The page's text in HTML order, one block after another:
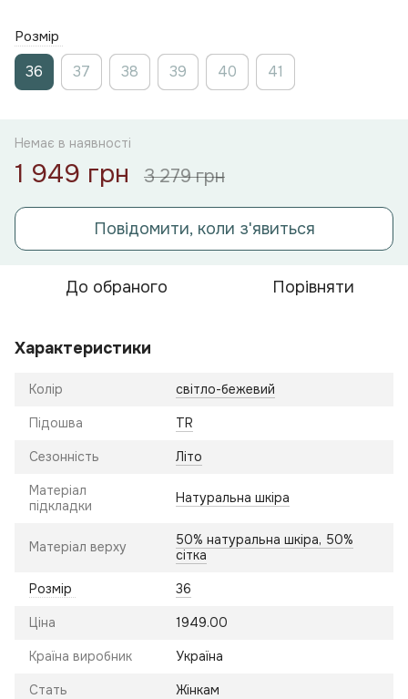
Розмір
36 37 38 39 40 41
Немає в наявності
1 949 грн 3 279 грн
Повідомити, коли з'явиться
До обраного Порівняти
Характеристики
Колір світло-бежевий
Підошва TR
Сезонність Літо
Матеріал
підкладки
Натуральна шкіра
Матеріал верху
50% натуральна шкіра, 50%
сітка
Розмір 36
Ціна 1949.00
Країна виробник Україна
Стать Жінкам